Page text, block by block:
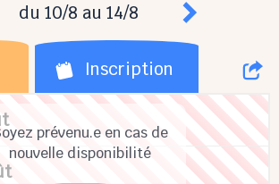
du 10/8 au 14/8
Inscription
prévenu.e en cas de
nouvelle disponibilité